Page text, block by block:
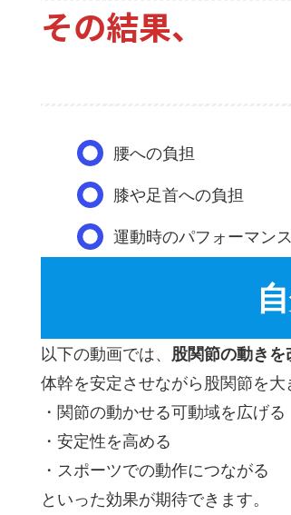
その結果、
腰への負担
膝や足首への負担
運動時のパフォーマンス
以下の動画では、 股関節の動き
体幹を安定させながら股関節を大
・関節の動かせる可動域を広げる
・安定性を高める
・スポーツでの動作につながる
といった効果が期待できます。